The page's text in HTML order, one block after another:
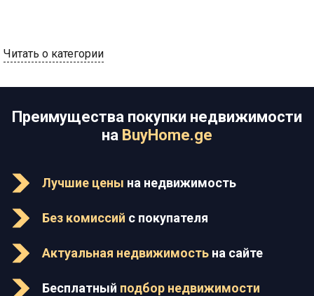
Читать о категории
Преимущества покупки недвижимости
на BuyHome.ge
Лучшие цены на недвижимость
Без комиссий с покупателя
Актуальная недвижимость на сайте
Бесплатный подбор недвижимости